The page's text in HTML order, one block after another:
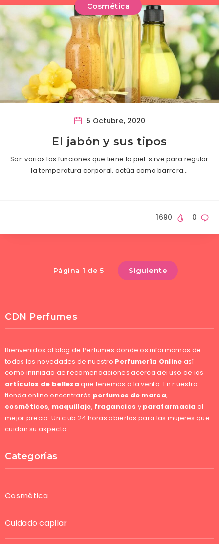
Cosmética
5 Octubre, 2020
El jabón y sus tipos
Son varias las funciones que tiene la piel: sirve para regular
la temperatura corporal, actúa como barrera…
0
1690
Página 1 de 5 Siguiente
CDN Perfumes
Bienvenidos al blog de Perfumes donde os informamos de
todas las novedades de nuestro Perfumería Online así
como infinidad de recomendaciones acerca del uso de los
artículos de belleza que tenemos a la venta. En nuestra
tienda online encontrarás perfumes de marca,
cosméticos, maquillaje, fragancias y parafarmacia al
mejor precio. Un club 24 horas abiertos para las mujeres que
cuidan su aspecto.
Categorías
Cosmética
Cuidado capilar